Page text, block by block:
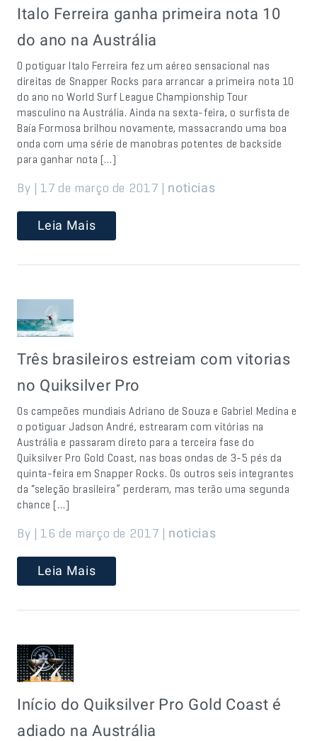
Italo Ferreira ganha primeira nota 10
do ano na Austrália
O potiguar Italo Ferreira fez um aéreo sensacional nas
direitas de Snapper Rocks para arrancar a primeira nota 10
do ano no World Surf League Championship Tour
masculino na Austrália. Ainda na sexta-feira, o surfista de
Baía Formosa brilhou novamente, massacrando uma boa
onda com uma série de manobras potentes de backside
para ganhar nota […]
By | 17 de março de 2017 | noticias
Leia Mais
Três brasileiros estreiam com vitorias
no Quiksilver Pro
Os campeões mundiais Adriano de Souza e Gabriel Medina e
o potiguar Jadson André, estrearam com vitórias na
Austrália e passaram direto para a terceira fase do
Quiksilver Pro Gold Coast, nas boas ondas de 3-5 pés da
quinta-feira em Snapper Rocks. Os outros seis integrantes
da “seleção brasileira” perderam, mas terão uma segunda
chance […]
By | 16 de março de 2017 | noticias
Leia Mais
Início do Quiksilver Pro Gold Coast é
adiado na Austrália